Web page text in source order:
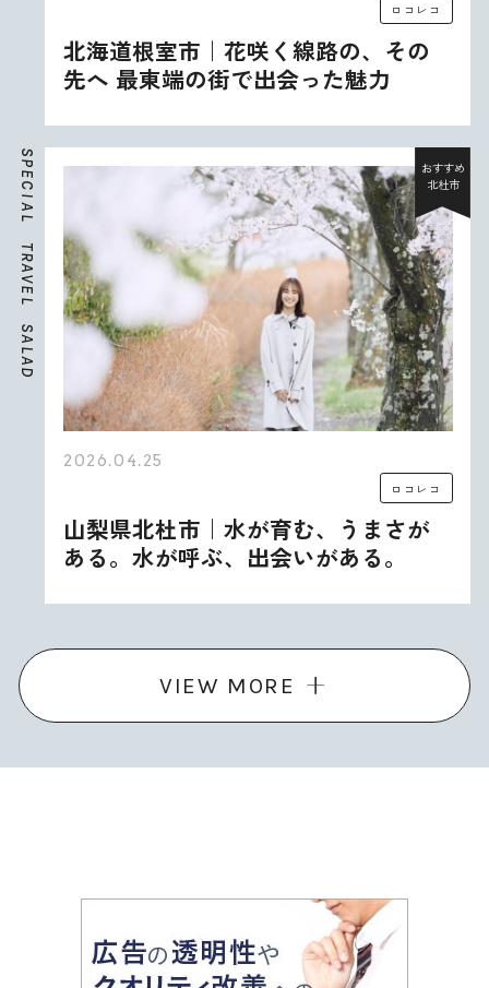
ロコレコ
北海道根室市｜花咲く線路の、その
先へ 最東端の街で出会った魅力
S
P
E
C
I
A
L
T
R
A
V
E
L
S
A
L
A
D
おすすめ
北杜市
2026.04.25
ロコレコ
山梨県北杜市｜水が育む、うまさが
ある。水が呼ぶ、出会いがある。
VIEW MORE